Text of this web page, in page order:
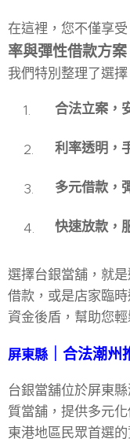
在這裡，您不僅享受
率與彈性借款方案
我們特別整理了選
合法立案，
利率透明，
多元借款，
快速放款，
選擇台銀當舖，就
借款，或是店家臨
資金後盾，幫助您
屏東縣 ｜合法潮州
台銀當舖位於屏東
質當舖，提供多元
東港地區民眾首選